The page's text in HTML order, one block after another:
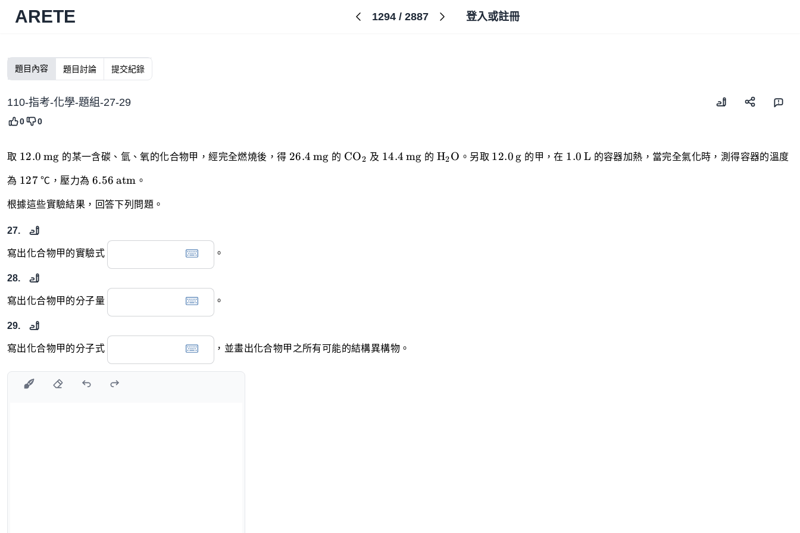
ARETE 1294/ 2887 登入或註冊
題目內容 題目討論 提交紀錄
110-指考-化學-題組-27-29
0 0
取 \ce{12.0
12.0 mg 的某一含碳、氫、氧的化合物甲，經完全燃燒後，得 \ce{26.4mg}
26.4 mg 的 \ce{CO2}
COX
2 及 \ce{14.4
14.4 mg 的 \ce{H2O}
HX
2O 。另取 \ce{12.0
12.0 g 的甲，在 \ce{1.0
1.0 L 的容器加熱，當完全氣化時，測得容器的溫度
為 127
127 ℃，壓力為 \ce{6.56
6.56 atm 。
根據這些實驗結果，回答下列問題。
27.
寫出化合物甲的實驗式 。
28.
寫出化合物甲的分子量 。
29.
寫出化合物甲的分子式 ，並畫出化合物甲之所有可能的結構異構物。